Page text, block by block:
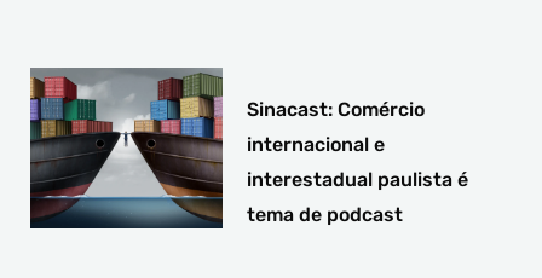
Sinacast: Comércio
internacional e
interestadual paulista é
tema de podcast